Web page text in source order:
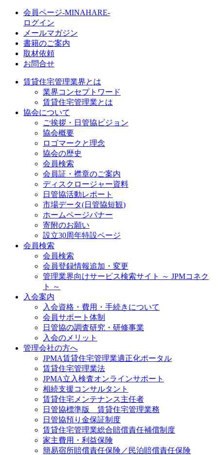
会員ページ-MINAHARE-
ログイン
メールマガジン
書籍のご案内
取材依頼
お問合せ
賃貸住宅管理業界とは
業界コンセプトワード
賃貸住宅管理業とは
協会について
ご挨拶・日管協ビジョン
協会概要
ロゴマークと理念
協会の歴史
会員検索
会員証・襟章のご案内
ディスクロージャー資料
日管協活動レポート
市場データ(日管協短観)
ホームページバナー
寄附のお願い
設立30周年特設ページ
会員検索
会員検索
会員登録情報追加・変更
管理業界向けサービス検索サイト ～ JPMコネク
ト ～
入会案内
入会資格・費用・手続きについて
会員サポート体制
日管協の調査研究・研修事業
入会のメリット
管理会社の方へ
JPMA賃貸住宅管理業適正化ポータル
賃貸住宅管理業法
JPMA立入検査オンラインサポート
相続支援コンサルタント
賃貸住宅メンテナンス主任者
日管協標準版 賃貸住宅管理業務
日管協預り金保証制度
賃貸住宅管理業総合賠償責任補償制度
家主費用・利益保険
簡易宿所賠償責任保険／民泊賠償責任保険